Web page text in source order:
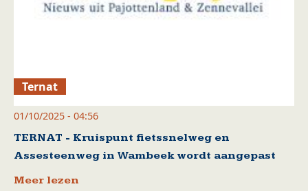
Ternat
01/10/2025 - 04:56
TERNAT - Kruispunt fietssnelweg en
Assesteenweg in Wambeek wordt aangepast
Meer lezen